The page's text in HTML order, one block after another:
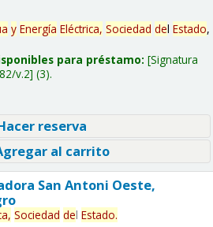
y Energía Eléctrica, Sociedad del Estado,
para préstamo: Signatura
v.2 (3).
reserva
al carrito
San Antoni Oeste,
Sociedad del Estado.